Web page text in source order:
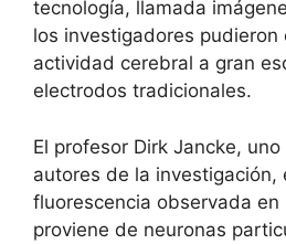
tecnología, llamada
los investigadores pudieron
actividad cerebral a gran
electrodos tradicionales.
El profesor Dirk Jancke,
autores de la investigación,
fluorescencia observada en
proviene de neuronas